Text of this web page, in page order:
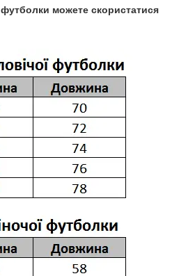
можете скористатися